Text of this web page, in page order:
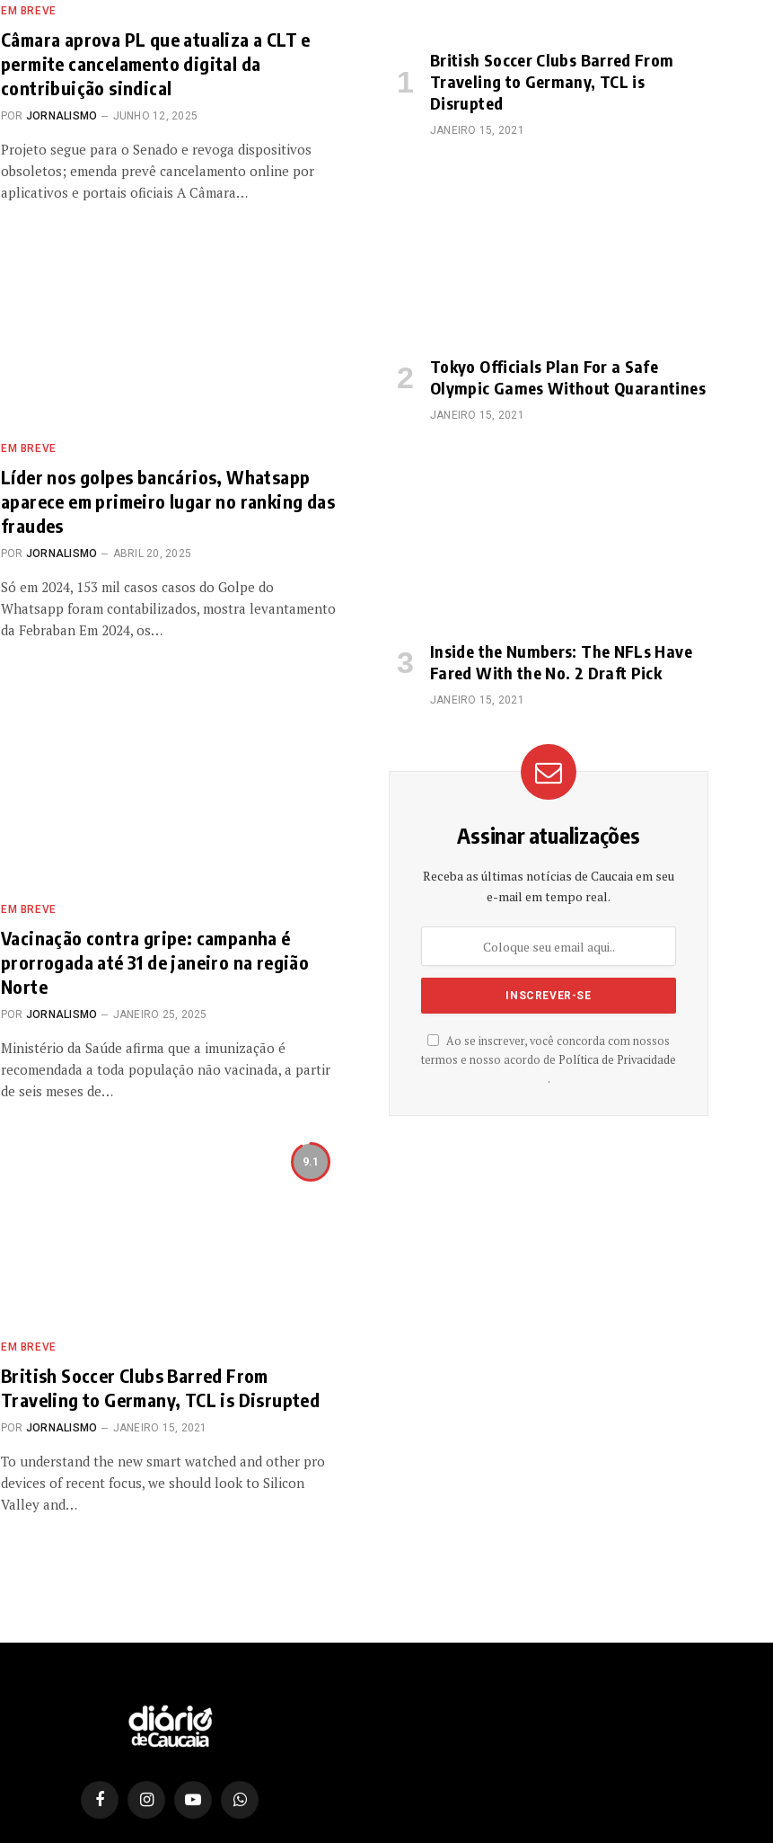
EM BREVE
Câmara aprova PL que atualiza a CLT e
permite cancelamento digital da
contribuição sindical
POR JORNALISMO JUNHO 12, 2025
Projeto segue para o Senado e revoga dispositivos
obsoletos; emenda prevê cancelamento online por
aplicativos e portais oficiais A Câmara…
EM BREVE
Líder nos golpes bancários, Whatsapp
aparece em primeiro lugar no ranking das
fraudes
POR JORNALISMO ABRIL 20, 2025
Só em 2024, 153 mil casos casos do Golpe do
Whatsapp foram contabilizados, mostra levantamento
da Febraban Em 2024, os…
EM BREVE
Vacinação contra gripe: campanha é
prorrogada até 31 de janeiro na região
Norte
POR JORNALISMO JANEIRO 25, 2025
Ministério da Saúde afirma que a imunização é
recomendada a toda população não vacinada, a partir
de seis meses de…
9.1
EM BREVE
British Soccer Clubs Barred From
Traveling to Germany, TCL is Disrupted
POR JORNALISMO JANEIRO 15, 2021
To understand the new smart watched and other pro
devices of recent focus, we should look to Silicon
Valley and…
British Soccer Clubs Barred From
Traveling to Germany, TCL is
Disrupted
JANEIRO 15, 2021
Tokyo Officials Plan For a Safe
Olympic Games Without Quarantines
JANEIRO 15, 2021
Inside the Numbers: The NFLs Have
Fared With the No. 2 Draft Pick
JANEIRO 15, 2021
Assinar atualizações
Receba as últimas notícias de Caucaia em seu
e-mail em tempo real.
Ao se inscrever, você concorda com nossos
termos e nosso acordo de Política de Privacidade
.
FacebookInstagramYouTubeWhatsApp